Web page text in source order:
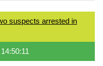
suspects arrested in